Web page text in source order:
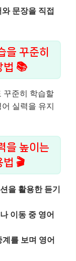
문장을 직접
을 꾸준히
법 📚
꾸준히 학습할
실력을 유지
을 높이는
법 🎬
을 활용한 듣기
이동 중 영어
계를 보며 영어